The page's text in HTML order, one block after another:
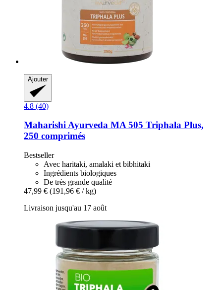
Ajouter
4.8 (40)
Maharishi Ayurveda MA 505 Triphala Plus,
250 comprimés
Bestseller
Avec haritaki, amalaki et bibhitaki
Ingrédients biologiques
De très grande qualité
47,99 € (191,96 € / kg)
Livraison jusqu'au 17 août